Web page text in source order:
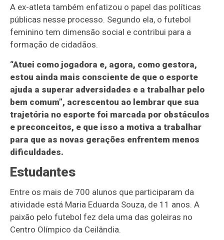
A ex-atleta também enfatizou o papel das políticas
públicas nesse processo. Segundo ela, o futebol
feminino tem dimensão social e contribui para a
formação de cidadãos.
“Atuei como jogadora e, agora, como gestora,
estou ainda mais consciente de que o esporte
ajuda a superar adversidades e a trabalhar pelo
bem comum”, acrescentou ao lembrar que sua
trajetória no esporte foi marcada por obstáculos
e preconceitos, e que isso a motiva a trabalhar
para que as novas gerações enfrentem menos
dificuldades.
Estudantes
Entre os mais de 700 alunos que participaram da
atividade está Maria Eduarda Souza, de 11 anos. A
paixão pelo futebol fez dela uma das goleiras no
Centro Olímpico da Ceilândia.